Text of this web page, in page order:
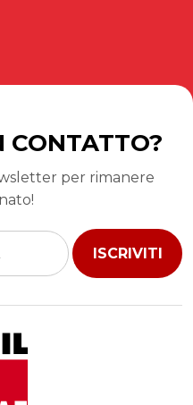
CONTATTO?
per rimanere
ISCRIVITI